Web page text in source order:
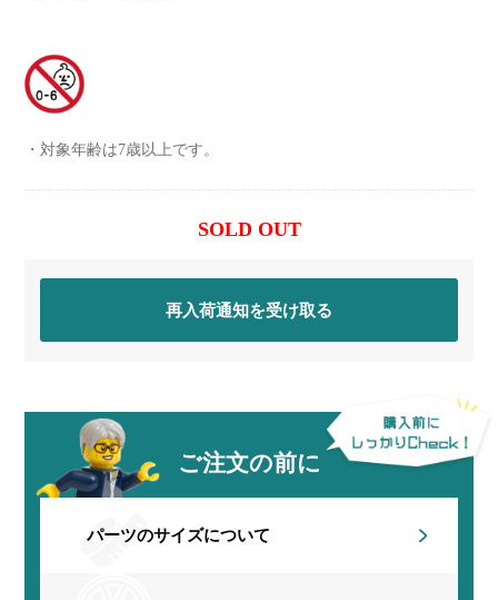
対象年齢は7歳以上です。
SOLD OUT
再入荷通知を受け取る
ご注文の前に
パーツのサイズについて